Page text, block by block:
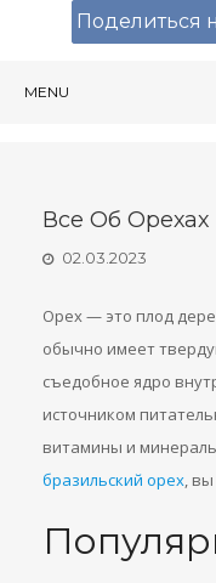
MENU
Все Об Орехах
02.03.2023
Орех — это плод
обычно имеет
съедобное ядро
источником
витамины и
бразильский орех,
Поделиться